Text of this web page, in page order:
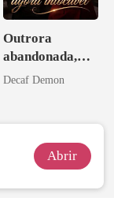
Outrora
abandonada,
agora intocável
Decaf Demon
Abrir